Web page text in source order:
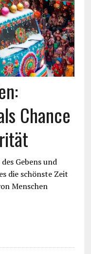
Chance
Gebens und
die schönste Zeit
Menschen